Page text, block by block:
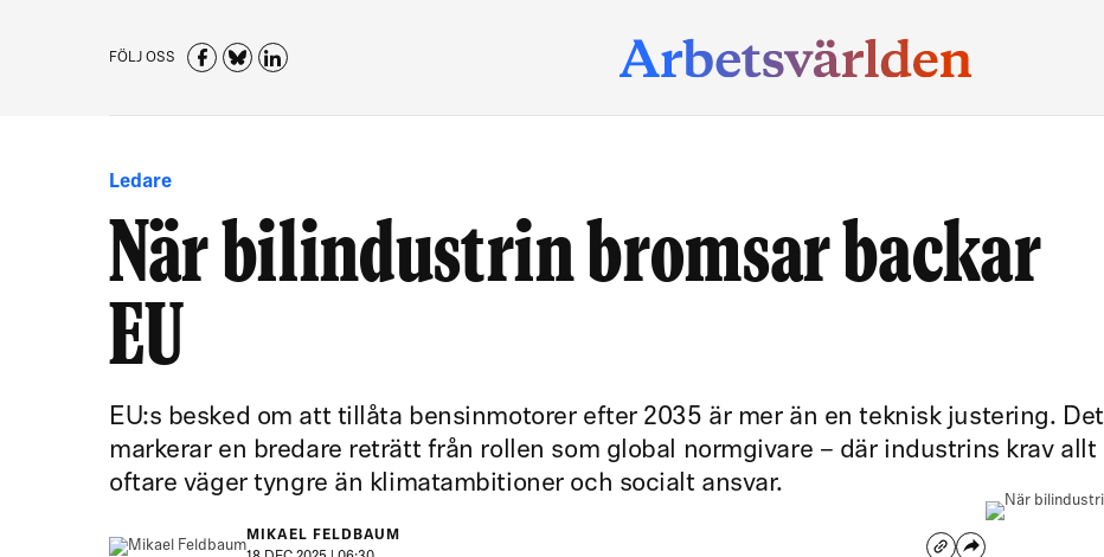
FÖLJ OSS
Ledare
När bilindustrin bromsar backar
EU
EU:s besked om att tillåta bensinmotorer efter 2035 är mer än en teknisk justering. Det
markerar en bredare reträtt från rollen som global normgivare – där industrins krav allt
oftare väger tyngre än klimatambitioner och socialt ansvar.
MIKAEL FELDBAUM